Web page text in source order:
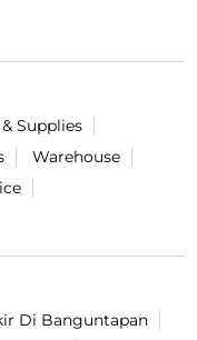
Supplies
Warehouse
Di Banguntapan